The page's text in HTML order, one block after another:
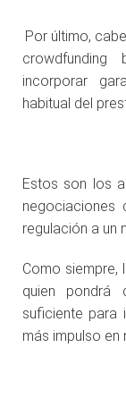
Por último,
incorporar
habitual del
Estos son los
negociaciones
regulación a un
Como siempre,
quien pondrá
suficiente para
más impulso en